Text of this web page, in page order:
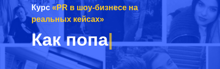
Курс «PR в шоу-бизнесе на
реальных кейсах»
Как создать
бренд артиста|